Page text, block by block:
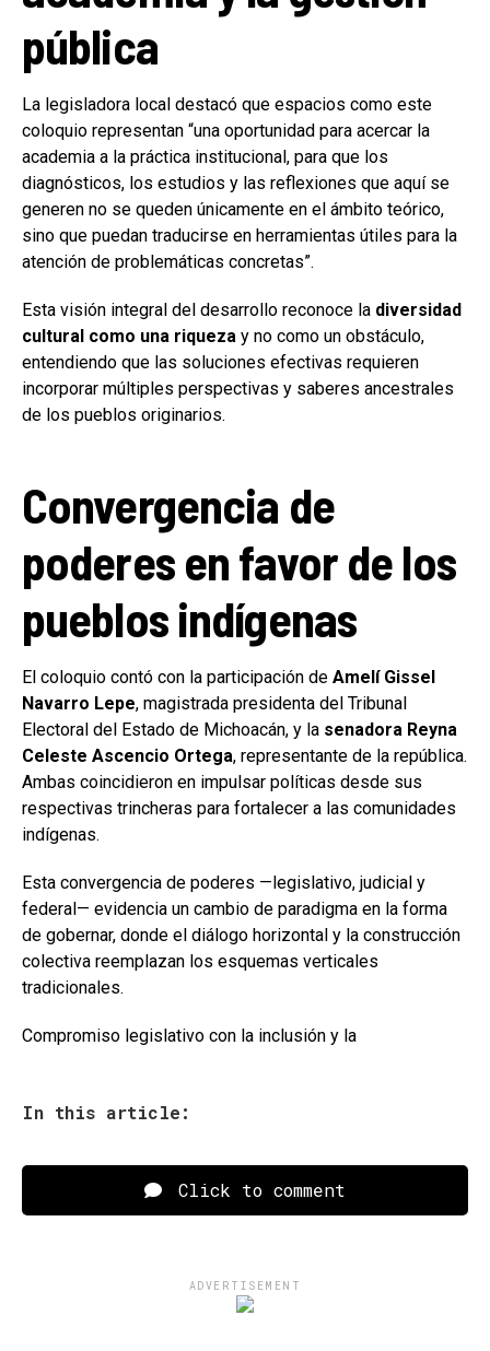
pública
La legisladora local destacó que espacios como este
coloquio representan “una oportunidad para acercar la
academia a la práctica institucional, para que los
diagnósticos, los estudios y las reflexiones que aquí se
generen no se queden únicamente en el ámbito teórico,
sino que puedan traducirse en herramientas útiles para la
atención de problemáticas concretas”.
Esta visión integral del desarrollo reconoce la diversidad
cultural como una riqueza y no como un obstáculo,
entendiendo que las soluciones efectivas requieren
incorporar múltiples perspectivas y saberes ancestrales
de los pueblos originarios.
Convergencia de
poderes en favor de los
pueblos indígenas
El coloquio contó con la participación de Amelí Gissel
Navarro Lepe, magistrada presidenta del Tribunal
Electoral del Estado de Michoacán, y la senadora Reyna
Celeste Ascencio Ortega, representante de la república.
Ambas coincidieron en impulsar políticas desde sus
respectivas trincheras para fortalecer a las comunidades
indígenas.
Esta convergencia de poderes —legislativo, judicial y
federal— evidencia un cambio de paradigma en la forma
de gobernar, donde el diálogo horizontal y la construcción
colectiva reemplazan los esquemas verticales
tradicionales.
Compromiso legislativo con la inclusión y la
In this article:
Click to comment
ADVERTISEMENT